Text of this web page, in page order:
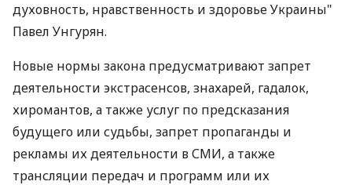
духовность, нравственность и здоровье Украины"
Павел Унгурян.
Новые нормы закона предусматривают запрет
деятельности экстрасенсов, знахарей, гадалок,
хиромантов, а также услуг по предсказания
будущего или судьбы, запрет пропаганды и
рекламы их деятельности в СМИ, а также
трансляции передач и программ или их